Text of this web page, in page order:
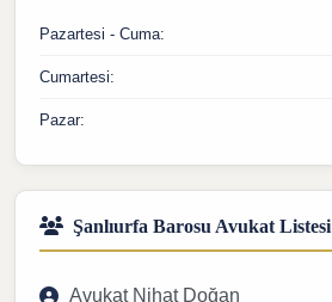
Pazartesi - Cuma:
Cumartesi:
Pazar:
Şanlıurfa Barosu Avukat Listesi
Avukat Nihat Doğan